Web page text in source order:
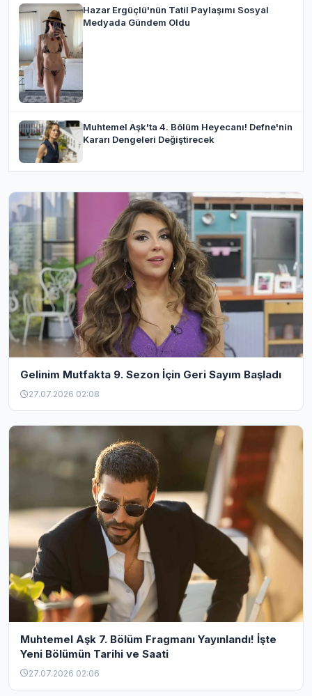
Hazar Ergüçlü'nün Tatil Paylaşımı Sosyal
Medyada Gündem Oldu
Muhtemel Aşk'ta 4. Bölüm Heyecanı! Defne'nin
Kararı Dengeleri Değiştirecek
Gelinim Mutfakta 9. Sezon İçin Geri Sayım Başladı
27.07.2026 02:08
Muhtemel Aşk 7. Bölüm Fragmanı Yayınlandı! İşte
Yeni Bölümün Tarihi ve Saati
27.07.2026 02:06